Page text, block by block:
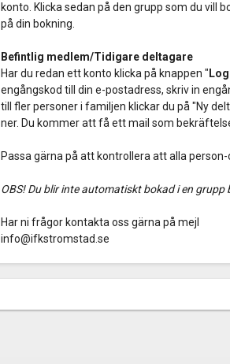
konto. Klicka sedan på den grupp som du vill
på din bokning.
Befintlig medlem/Tidigare deltagare
Har du redan ett konto klicka på knappen "
engångskod till din e-postadress, skriv in
till fler personer i familjen klickar du på "Ny
ner. Du kommer att få ett mail som
Passa gärna på att kontrollera att alla
OBS! Du blir inte automatiskt bokad i en
Har ni frågor kontakta oss gärna på mejl
info@ifkstromstad.se